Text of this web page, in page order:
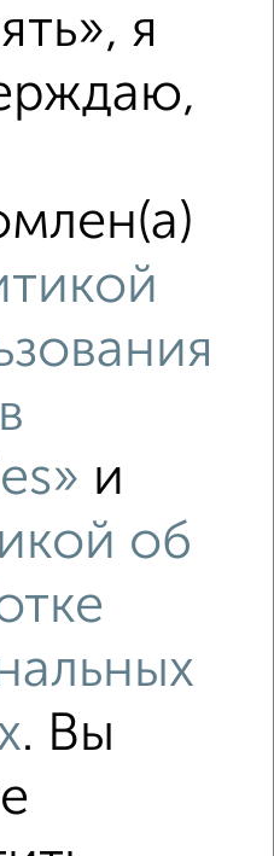
рядом
от Октябрьская 139
с ценой ниже
я
и
об
. Вы